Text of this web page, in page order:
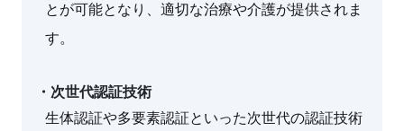
とが可能となり、適切な治療や介護が提供されま
す。
・次世代認証技術
生体認証や多要素認証といった次世代の認証技術